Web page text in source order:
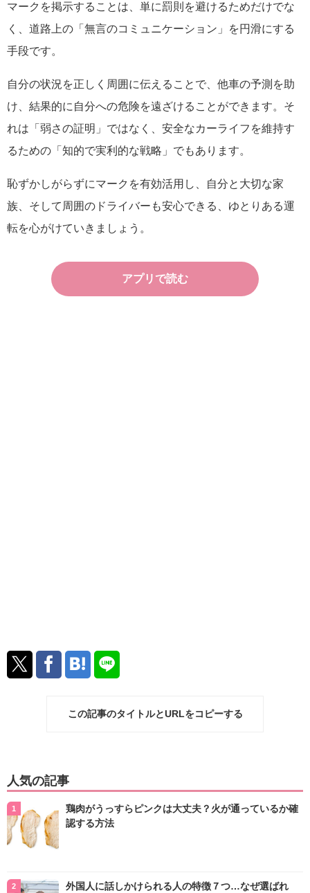
マークを掲示することは、単に罰則を避けるためだけでな
く、道路上の「無言のコミュニケーション」を円滑にする
手段です。
自分の状況を正しく周囲に伝えることで、他車の予測を助
け、結果的に自分への危険を遠ざけることができます。そ
れは「弱さの証明」ではなく、安全なカーライフを維持す
るための「知的で実利的な戦略」でもあります。
恥ずかしがらずにマークを有効活用し、自分と大切な家
族、そして周囲のドライバーも安心できる、ゆとりある運
転を心がけていきましょう。
アプリで読む
この記事のタイトルとURLをコピーする
人気の記事
鶏肉がうっすらピンクは大丈夫？火が通っているか確
認する方法
外国人に話しかけられる人の特徴７つ…なぜ選ばれ